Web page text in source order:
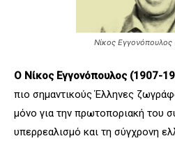
Νίκος Εγγονόπουλος
Ο Νίκος Εγγονόπουλος (1907-
πιο σημαντικούς Έλληνες
μόνο για την πρωτοποριακή του
υπερρεαλισμό και τη σύγχρονη